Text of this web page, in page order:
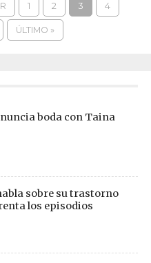
1 2 3 4
ÚLTIMO »
boda con Taina
sobre su trastorno
los episodios